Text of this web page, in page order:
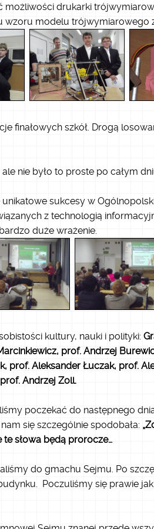
drukarki
wzoru modelu trójwymiarowego
finałowych szkół. Drogą
nie było to proste po całym
unikatowe sukcesy w
z technologią
duże wrażenie.
kultury, nauki i polityki:
prof. Andrzej
prof. Aleksander Łuczak, prof.
Andrzej Zoll.
poczekać do następnego
się szczególnie spodobała:
te słowa będą prorocze…
do gmachu Sejmu. Po
Poczuliśmy się prawie